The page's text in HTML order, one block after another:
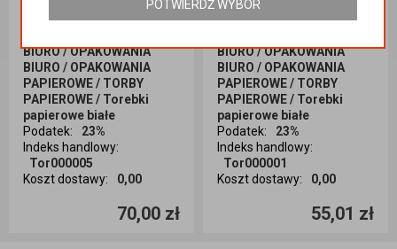
BIURO / OPAKOWANIA
BIURO / OPAKOWANIA
PAPIEROWE / TORBY
PAPIEROWE / Torebki
papierowe białe
Podatek:
23%
Indeks handlowy:
Tor000005
Koszt dostawy: 0,00
70,00 zł
Ilość sztuk
BIURO / OPAKOWANIA
BIURO / OPAKOWANIA
PAPIEROWE / TORBY
PAPIEROWE / Torebki
papierowe białe
Podatek:
23%
Indeks handlowy:
Tor000001
Koszt dostawy: 0,00
55,01 zł
Ilość sztuk
POTWIERDŹ WYBÓR